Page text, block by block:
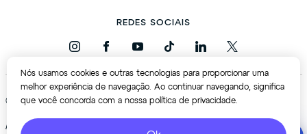
REDES SOCIAIS
© 2024 - Instituto Baccarelli - Todos os direitos reservados.
Política de privacidade
Nós usamos cookies e outras tecnologias para proporcionar uma
melhor experiência de navegação. Ao continuar navegando, significa
que você concorda com a nossa política de privacidade.